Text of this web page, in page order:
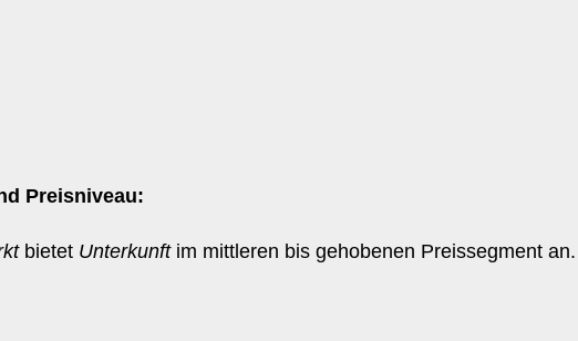
Preisniveau:
bietet Unterkunftim mittleren bis gehobenen Preissegment an.